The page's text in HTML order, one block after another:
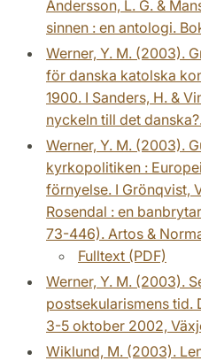
Andersson, L. G. &
sinnen : en antologi.
Werner, Y. M. (2003).
för danska katolska
1900. I Sanders, H. &
nyckeln till det
Werner, Y. M. (2003).
kyrkopolitiken :
förnyelse. I Grönqvist,
Rosendal : en
73-446). Artos &
Fulltext (PDF)
Werner, Y. M. (2003).
postsekularismens tid.
3-5 oktober 2002,
Wiklund, M. (2003).